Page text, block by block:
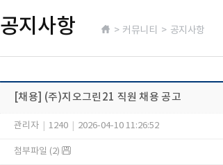
공지사항 > 커뮤니티 > 공지사항
[채용] (주)지오그린21 직원 채용 공고
관리자 1240 2026-04-10 11:26:52
첨부파일 (2)